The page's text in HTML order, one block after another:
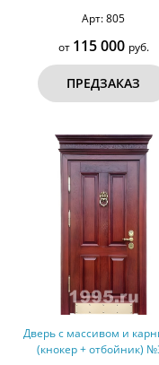
Арт: 805
от 115 000 руб.
ПРЕДЗАКАЗ
Дверь с массивом и
(кнокер + отбойник)